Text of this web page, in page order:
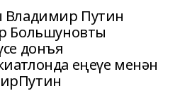
Владимир Путин
Большуновты
донъя
еңеүе менән